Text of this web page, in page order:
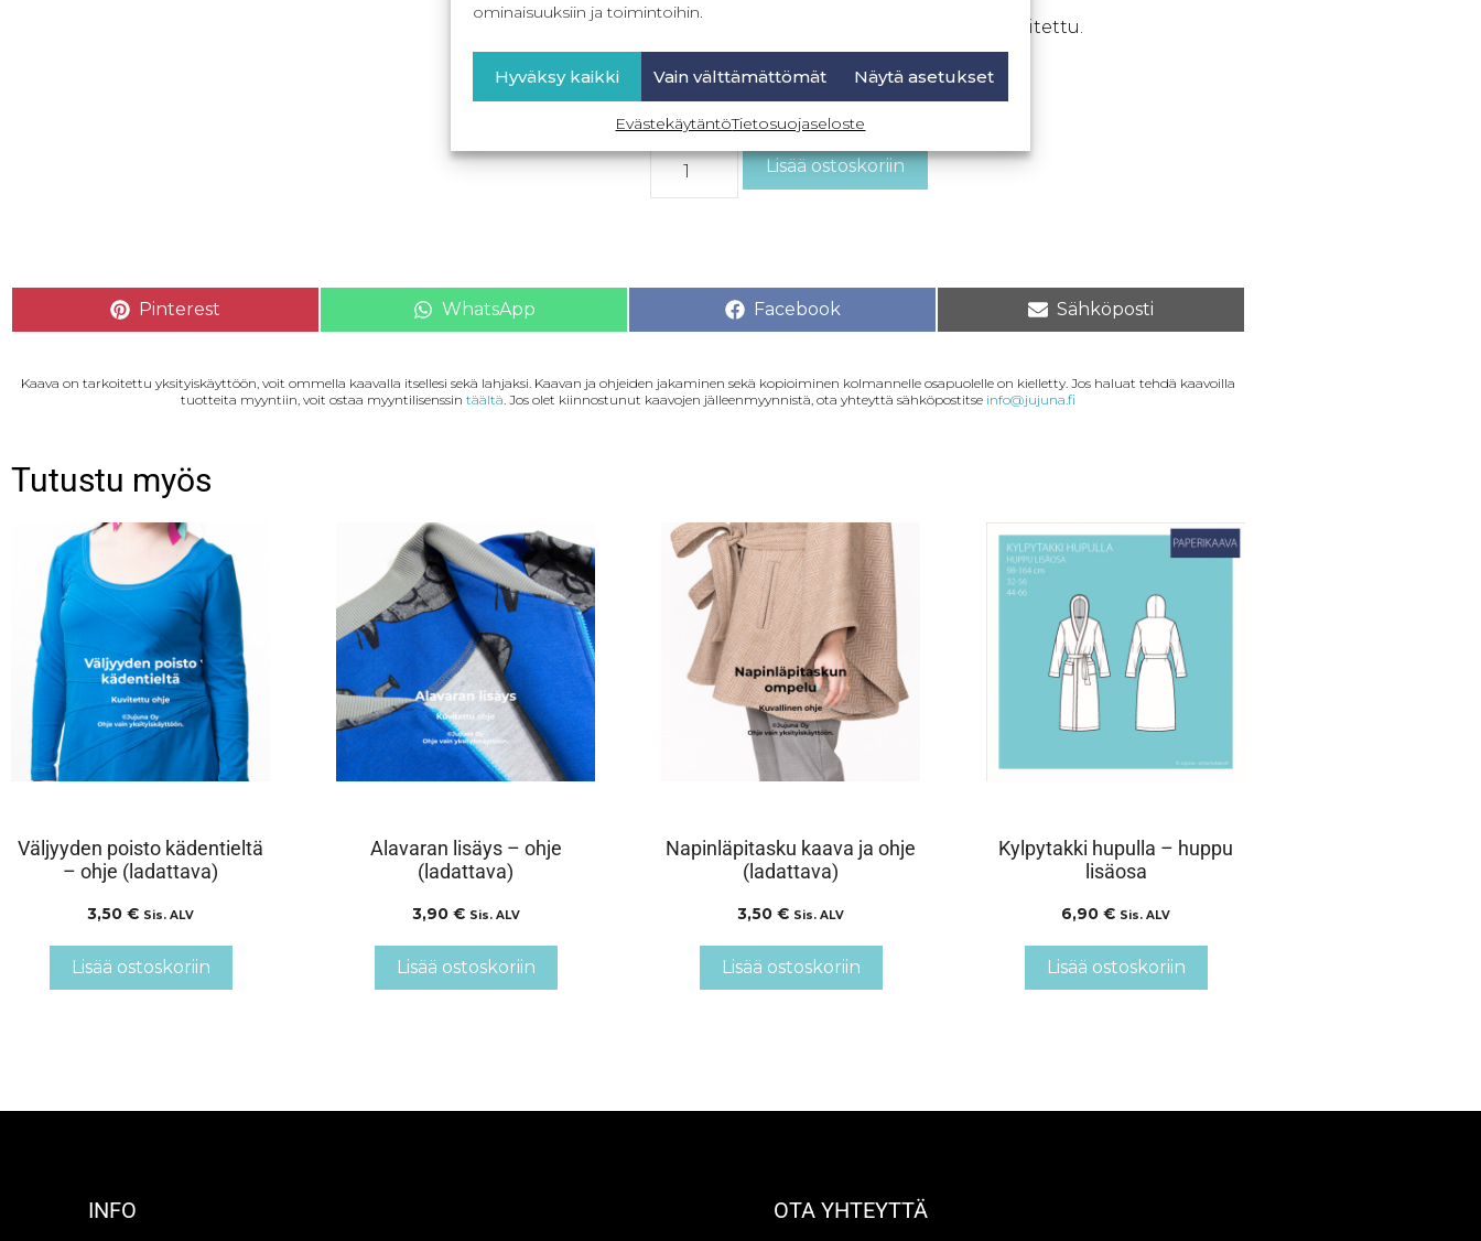
ominaisuuksiin ja toimintoihin.
Hyväksy kaikki Vain välttämättömät Näytä asetukset
EvästekäytäntöTietosuojaseloste
Ohje on vain yksityiskäyttöön tarkoitettu.
0,00€ Sis. ALV
Lisää ostoskoriin
Pinterest WhatsApp Facebook Sähköposti
Kaava on tarkoitettu yksityiskäyttöön, voit ommella kaavalla itsellesi sekä lahjaksi. Kaavan ja ohjeiden jakaminen sekä kopioiminen kolmannelle osapuolelle on kielletty. Jos haluat tehdä kaavoilla
tuotteita myyntiin, voit ostaa myyntilisenssin täältä. Jos olet kiinnostunut kaavojen jälleenmyynnistä, ota yhteyttä sähköpostitse info@jujuna.fi
Tutustu myös
Väljyyden poisto kädentieltä
– ohje (ladattava)
3,50 € Sis. ALV
Lisää ostoskoriin
Alavaran lisäys – ohje
(ladattava)
3,90 € Sis. ALV
Lisää ostoskoriin
Napinläpitasku kaava ja ohje
(ladattava)
3,50 € Sis. ALV
Lisää ostoskoriin
Kylpytakki hupulla – huppu
lisäosa
6,90 € Sis. ALV
Lisää ostoskoriin
INFO OTA YHTEYTTÄ